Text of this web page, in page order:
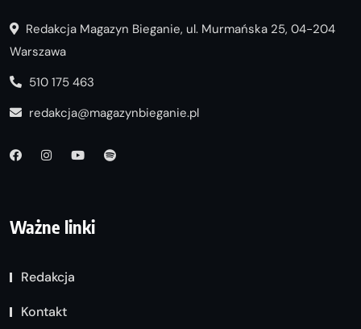
Redakcja Magazyn Bieganie, ul. Murmańska 25, 04-204
Warszawa
510 175 463
redakcja@magazynbieganie.pl
Ważne linki
Redakcja
Kontakt